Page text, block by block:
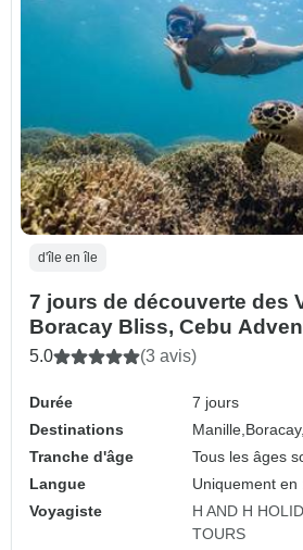
d'île en île
7 jours de découverte des
Boracay Bliss, Cebu
Countryside Escape
5.0 (3 avis)
Durée
7 jours
Destinations
Manille,
Tranche d'âge
Tous les âges
Langue
Uniquement en
Voyagiste
H AND H
TOURS